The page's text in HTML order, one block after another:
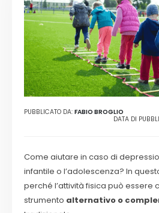
PUBBLICATO DA: FABIO BROGLIO
DATA DI
Come aiutare in caso di
infantile o l’adolescenza? In
perché l’attività fisica può essere
strumento alternativo o